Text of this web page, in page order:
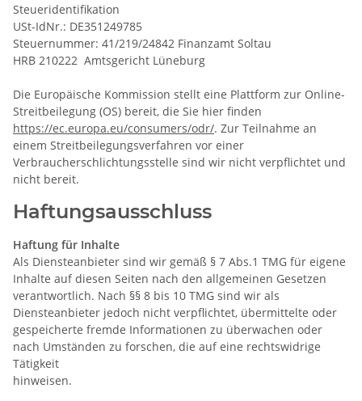
Steueridentifikation
USt-IdNr.: DE351249785
Steuernummer: 41/219/24842 Finanzamt Soltau
HRB 210222 Amtsgericht Lüneburg
Die Europäische Kommission stellt eine Plattform zur Online-
Streitbeilegung (OS) bereit, die Sie hier finden
https://ec.europa.eu/consumers/odr/. Zur Teilnahme an
einem Streitbeilegungsverfahren vor einer
Verbraucherschlichtungsstelle sind wir nicht verpflichtet und
nicht bereit.
Haftungsausschluss
Haftung für Inhalte
Als Diensteanbieter sind wir gemäß § 7 Abs.1 TMG für eigene
Inhalte auf diesen Seiten nach den allgemeinen Gesetzen
verantwortlich. Nach §§ 8 bis 10 TMG sind wir als
Diensteanbieter jedoch nicht verpflichtet, übermittelte oder
gespeicherte fremde Informationen zu überwachen oder
nach Umständen zu forschen, die auf eine rechtswidrige
Tätigkeit
hinweisen.